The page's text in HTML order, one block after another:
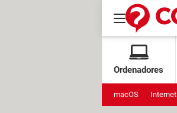
Ordenadores
macOS Internet